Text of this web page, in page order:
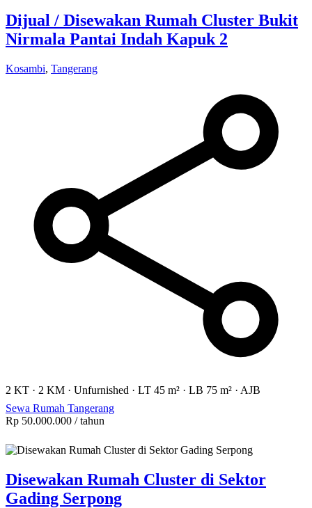
Dijual / Disewakan Rumah Cluster Bukit
Nirmala Pantai Indah Kapuk 2
Kosambi, Tangerang
2 KT · 2 KM · Unfurnished · LT 45 m² · LB 75 m² · AJB
Sewa Rumah Tangerang
Rp 50.000.000 / tahun
Disewakan Rumah Cluster di Sektor
Gading Serpong